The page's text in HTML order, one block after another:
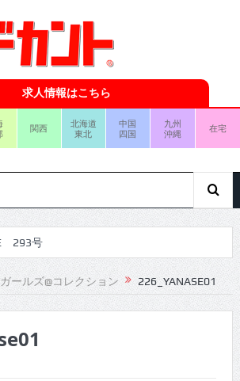
求人情報はこちら
関西
北海道
東北
中国
四国
九州
沖縄
在宅
293号
292号
291号
290号
289号
ールズ@コレクション 226_YANASE01